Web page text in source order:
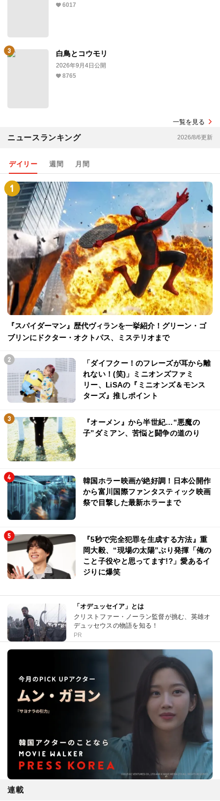
6017
白鳥とコウモリ
2026年9月4日公開
8765
一覧を見る
ニュースランキング 2026/8/6更新
デイリー 週間 月間
『スパイダーマン』歴代ヴィランを一挙紹介！グリーン・ゴ
ブリンにドクター・オクトパス、ミステリオまで
「ダイフクー！のフレーズが耳から離
れない！(笑)」ミニオンズファミ
リー、LiSAの『ミニオンズ＆モンス
ターズ』推しポイント
『オーメン』から半世紀…“悪魔の
子”ダミアン、苦悩と闘争の道のり
韓国ホラー映画が絶好調！日本公開作
から富川国際ファンタスティック映画
祭で目撃した最新ホラーまで
『5秒で完全犯罪を生成する方法』重
岡大毅、“現場の太陽”ぶり発揮「俺の
こと子役やと思ってます!?」愛あるイ
ジりに爆笑
「オデュッセイア」とは
クリストファー・ノーラン監督が挑む、英雄オ
デュッセウスの物語を知る！
PR
連載